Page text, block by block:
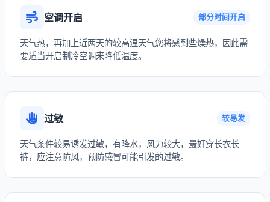
空调开启 部分时间开启
天气热，再加上近两天的较高温天气您将感到些燥热，因此需
要适当开启制冷空调来降低温度。
过敏 较易发
天气条件较易诱发过敏，有降水，风力较大，最好穿长衣长
裤，应注意防风，预防感冒可能引发的过敏。